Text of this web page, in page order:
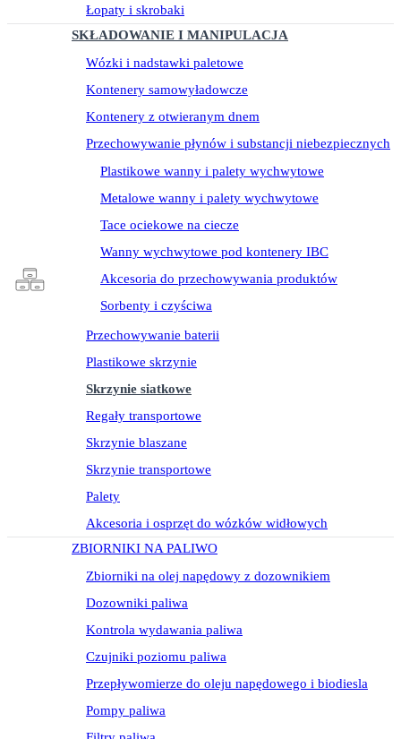
Łopaty i skrobaki
SKŁADOWANIE I MANIPULACJA
Wózki i nadstawki paletowe
Kontenery samowyładowcze
Kontenery z otwieranym dnem
Przechowywanie płynów i substancji niebezpiecznych
Plastikowe wanny i palety wychwytowe
Metalowe wanny i palety wychwytowe
Tace ociekowe na ciecze
Wanny wychwytowe pod kontenery IBC
Akcesoria do przechowywania produktów
Sorbenty i czyściwa
Przechowywanie baterii
Plastikowe skrzynie
Skrzynie siatkowe
Regały transportowe
Skrzynie blaszane
Skrzynie transportowe
Palety
Akcesoria i osprzęt do wózków widłowych
ZBIORNIKI NA PALIWO
Zbiorniki na olej napędowy z dozownikiem
Dozowniki paliwa
Kontrola wydawania paliwa
Czujniki poziomu paliwa
Przepływomierze do oleju napędowego i biodiesla
Pompy paliwa